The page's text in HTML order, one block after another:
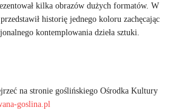
kilka obrazów dużych formatów. W
historię jednego koloru zachęcając
kontemplowania dzieła sztuki.
na stronie goślińskiego Ośrodka Kultury
goslina.pl